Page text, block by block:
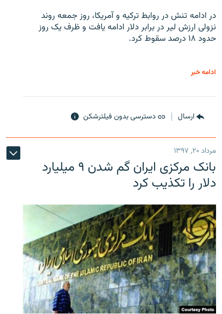
در ادامه تنش در روابط ترکیه و آمریکا، روز جمعه روند
نزولی ارزش لیر در برابر دلار ادامه یافت و ظرف یک روز
حدود ۱۸ درصد سقوط کرد.
ادامه خبر
ارسال دسترسی بدون فیلترشکن
مرداد ۲۰, ۱۳۹۷
بانک مرکزی ایران گم شدن ۹ میلیارد
دلار را تکذیب کرد